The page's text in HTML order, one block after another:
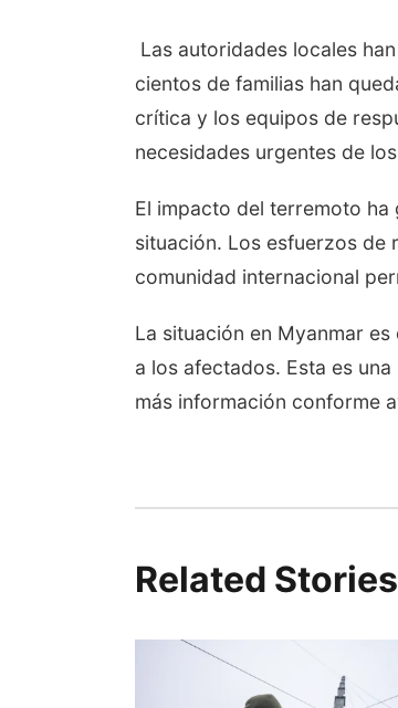
Las autoridades locales
cientos de familias han
crítica y los equipos de
necesidades urgentes de
El impacto del terremoto
situación. Los esfuerzos de
comunidad internacional
La situación en Myanmar
a los afectados. Esta es
más información conforme
Related Stories